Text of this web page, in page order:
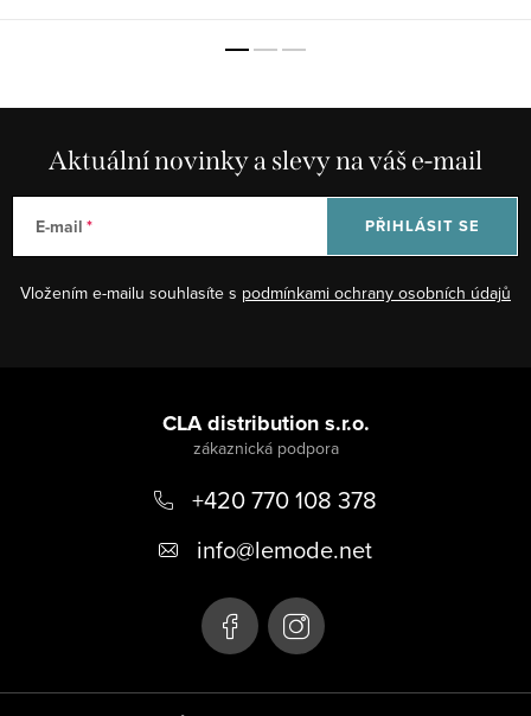
Aktuální novinky a slevy na váš e-mail
E-mail
Vložením e-mailu souhlasíte s podmínkami ochrany osobních údajů
PŘIHLÁSIT SE
CLA distribution s.r.o.
+420 770 108 378
info@lemode.net